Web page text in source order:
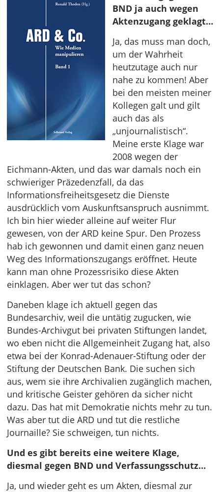
BND ja auch wegen
Aktenzugang geklagt…
Ja, das muss man doch,
um der Wahrheit
heutzutage auch nur
nahe zu kommen! Aber
bei den meisten meiner
Kollegen galt und gilt
auch das als
„unjournalistisch“.
Meine erste Klage war
2008 wegen der
Eichmann-Akten, und das war damals noch ein
schwieriger Präzedenzfall, da das
Informationsfreiheitsgesetz die Dienste
ausdrücklich vom Auskunftsanspruch ausnimmt.
Ich bin hier wieder alleine auf weiter Flur
gewesen, von der ARD keine Spur. Den Prozess
hab ich gewonnen und damit einen ganz neuen
Weg des Informationszugangs eröffnet. Heute
kann man ohne Prozessrisiko diese Akten
einklagen. Aber wer tut das schon?
Daneben klage ich aktuell gegen das
Bundesarchiv, weil die untätig zugucken, wie
Bundes-Archivgut bei privaten Stiftungen landet,
wo eben nicht die Allgemeinheit Zugang hat, also
etwa bei der Konrad-Adenauer-Stiftung oder der
Stiftung der Deutschen Bank. Die suchen sich
aus, wem sie ihre Archivalien zugänglich machen,
und kritische Geister gehören da sicher nicht
dazu. Das hat mit Demokratie nichts mehr zu tun.
Was aber tut die ARD und tut die restliche
Journaille? Sie schweigen, tun nichts.
Und es gibt bereits eine weitere Klage,
diesmal gegen BND und Verfassungsschutz…
Ja, und wieder geht es um Akten, diesmal zur